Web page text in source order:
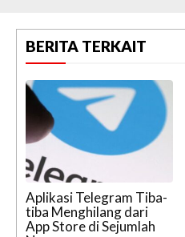
BERITA TERKAIT
Aplikasi Telegram Tiba-
tiba Menghilang dari
App Store di Sejumlah